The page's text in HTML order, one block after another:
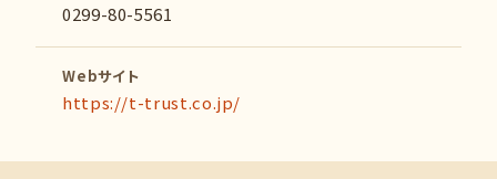
0299-80-5561
Webサイト
https://t-trust.co.jp/